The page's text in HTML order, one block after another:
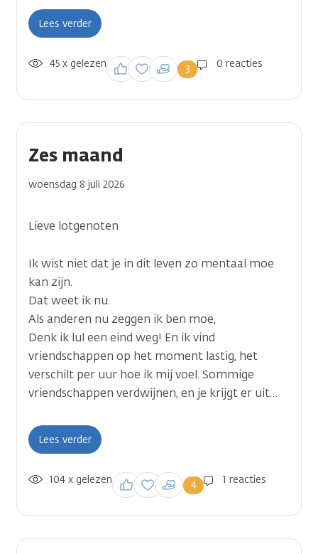
Lees verder
0 reacties
3
Inloggen om een
reactie te plaatsen
45 x gelezen
Zes maand
woensdag 8 juli 2026
Lieve lotgenoten
Ik wist niet dat je in dit leven zo mentaal moe
kan zijn.
Dat weet ik nu.
Als anderen nu zeggen ik ben moe,
Denk ik lul een eind weg! En ik vind
vriendschappen op het moment lastig, het
verschilt per uur hoe ik mij voel. Sommige
vriendschappen verdwijnen, en je krijgt er uit…
Lees verder
1 reacties
4
Inloggen om een
reactie te plaatsen
104 x gelezen